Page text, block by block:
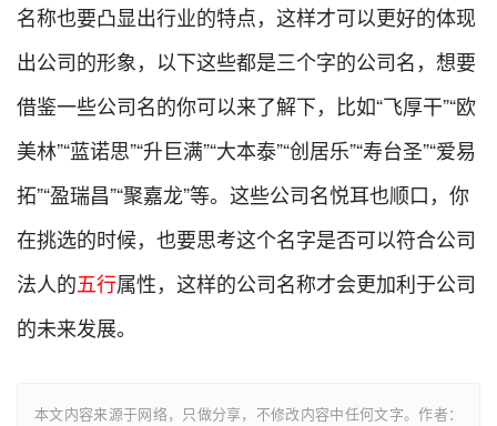
名称也要凸显出行业的特点，这样才可以更好的体现
出公司的形象，以下这些都是三个字的公司名，想要
借鉴一些公司名的你可以来了解下，比如“飞厚干”“欧
美林”“蓝诺思”“升巨满”“大本泰”“创居乐”“寿台圣”“爱易
拓”“盈瑞昌”“聚嘉龙”等。这些公司名悦耳也顺口，你
在挑选的时候，也要思考这个名字是否可以符合公司
法人的五行属性，这样的公司名称才会更加利于公司
的未来发展。
本文内容来源于网络，只做分享，不修改内容中任何文字。作者：